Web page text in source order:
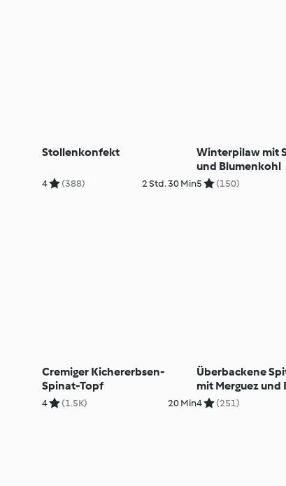
Stollenkonfekt
4 (388) 2 Std. 30 Min
Winterpilaw mit
und Blumenkohl
5 (150)
Cremiger Kichererbsen-
Spinat-Topf
4 (1.5K) 20 Min
Überbackene
mit Merguez und
4 (251)